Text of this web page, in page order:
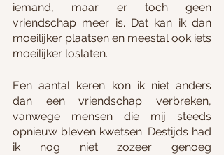
iemand, maar er toch geen
vriendschap meer is. Dat kan ik dan
moeilijker plaatsen en meestal ook iets
moeilijker loslaten.
Een aantal keren kon ik niet anders
dan een vriendschap verbreken,
vanwege mensen die mij steeds
opnieuw bleven kwetsen. Destijds had
ik nog niet zozeer genoeg